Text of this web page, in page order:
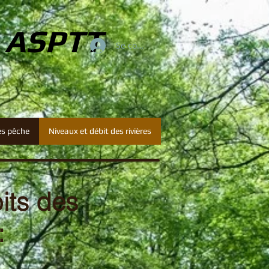
Se connecter
pêche Niveaux et débit des rivières
des